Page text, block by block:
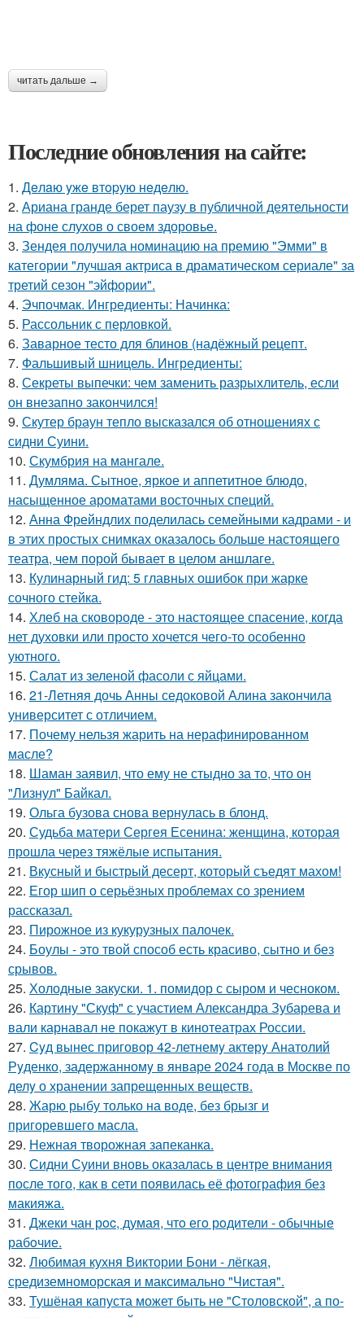
читать дальше →
Последние обновления на сайте:
1. Дeлaю yжe втopую нeдeлю.
2. Ариана гранде берет паузу в публичной деятельности
на фоне слухов о своем здоровье.
3. Зендея получила номинацию на премию "Эмми" в
категории "лучшая актриса в драматическом сериале" за
третий сезон "эйфории".
4. Эчпочмак. Ингредиенты: Начинка:
5. Рассольник с перловкой.
6. Заварное тесто для блинов (надёжный рецепт.
7. Фальшивый шницель. Ингредиенты:
8. Секреты выпечки: чем заменить разрыхлитель, если
он внезапно закончился!
9. Скутер браун тепло высказался об отношениях с
сидни Суини.
10. Скумбрия на мангале.
11. Думляма. Сытное, яркое и аппетитное блюдо,
насыщенное ароматами восточных специй.
12. Анна Фрейндлих поделилась семейными кадрами - и
в этих простых снимках оказалось больше настоящего
театра, чем порой бывает в целом аншлаге.
13. Кулинарный гид: 5 главных ошибок при жарке
сочного стейка.
14. Хлеб на сковороде - это настоящее спасение, когда
нет духовки или просто хочется чего-то особенно
уютного.
15. Салат из зеленой фасоли с яйцами.
16. 21-Летняя дочь Анны седоковой Алина закончила
университет с отличием.
17. Почему нельзя жарить на нерафинированном
масле?
18. Шаман заявил, что ему не стыдно за то, что он
"Лизнул" Байкал.
19. Ольга бузова снова вернулась в блонд.
20. Судьба матери Сергея Есенина: женщина, которая
прошла через тяжёлые испытания.
21. Вкусный и быстрый десерт, который съедят махом!
22. Егор шип о серьёзных проблемах со зрением
рассказал.
23. Пирожное из кукурузных палочек.
24. Боулы - это твой способ есть красиво, сытно и без
срывов.
25. Холодные закуски. 1. помидор с сыром и чесноком.
26. Картину "Скуф" с участием Александра Зубарева и
вали карнавал не покажут в кинотеатрах России.
27. Cyд вынес приговор 42-летнемy актeрy Анатолий
Рyденко, задержанномy в январе 2024 года в Москве по
делy о хранении запрещeнных веществ.
28. Жарю рыбу только на воде, без брызг и
пригоревшего масла.
29. Нежная творожная запеканка.
30. Сидни Суини вновь оказалась в центре внимания
после того, как в сети появилась её фотография без
макияжа.
31. Джеки чан рoc, думая, чтo егo рoдители - oбычные
рабoчие.
32. Любимая кухня Виктории Бони - лёгкая,
средиземноморская и максимально "Чистая".
33. Тушёная капуста может быть не "Столовской", а по-